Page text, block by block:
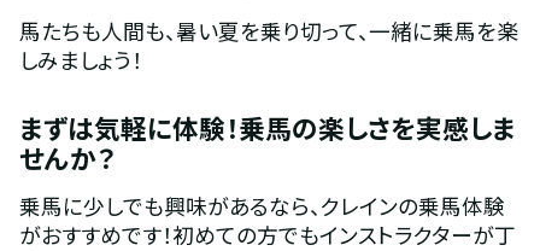
馬たちも人間も、暑い夏を乗り切って、一緒に乗馬を楽
しみましょう！
まずは気軽に体験！乗馬の楽しさを実感しま
せんか？
乗馬に少しでも興味があるなら、クレインの乗馬体験
がおすすめです！初めての方でもインストラクターが丁